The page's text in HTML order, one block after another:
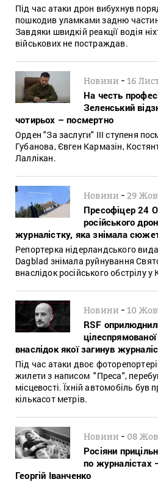
Під час атаки дрон вибухнув
пошкодив уламками задню
Завдяки швидкій реакції водія
військових не постраждав.
Новини -16
На честь
Зеленський
чотирьох – посмертно
Орден "За заслуги" III ступеня
Губанова, Євген Кармазін,
Лаллікан.
Новини -29
Пресофіцер 24
російського
журналістку, яка знімала
Репортерка нідерландського
Dagblad знімала руйнування
внаслідок російського обстрілу у
Новини -10
RSF
внаслідок якої загинув
Під час атаки двоє
жилети з написом "Преса",
місцевості. Їхній автомобіль був
кількасот метрів.
Новини - 08
Росіяни
по журналістах
Георгій Іванченко